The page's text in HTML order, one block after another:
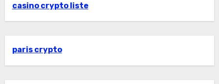
casino crypto liste
paris crypto